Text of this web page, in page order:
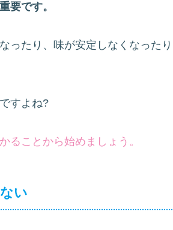
ったり、味が安定しなくなったり